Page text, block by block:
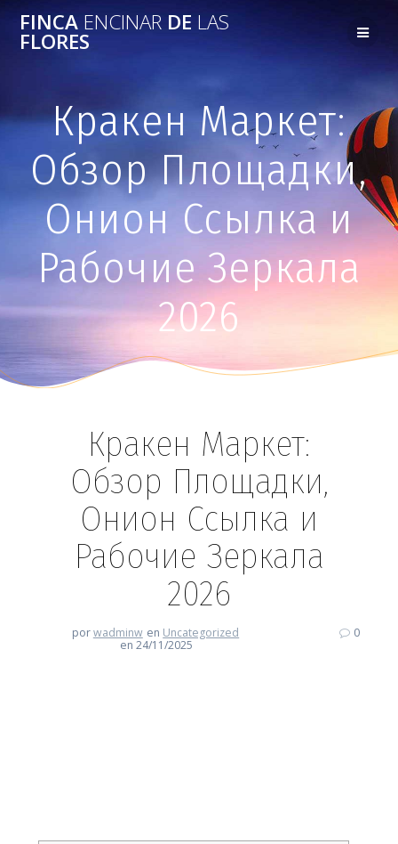
FINCA ENCINAR DE LAS
FLORES
Кракен Маркет:
Обзор Площадки,
Онион Ссылка и
Рабочие Зеркала
2026
Кракен Маркет:
Обзор Площадки,
Онион Ссылка и
Рабочие Зеркала
2026
porwadminw en Uncategorized
en 24/11/2025
0